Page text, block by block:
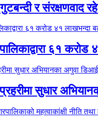
गुटबन्दी र संरक्षणवाद
६१
सुधार